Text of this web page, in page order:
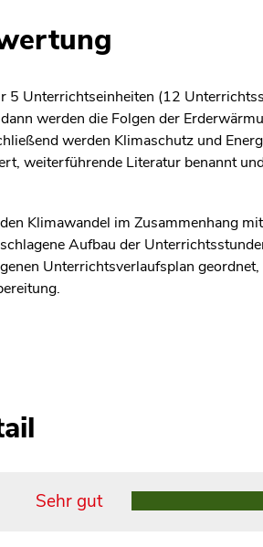
5 Unterrichtseinheiten (12
werden die Folgen der
werden Klimaschutz und
weiterführende Literatur benannt
Klimawandel im Zusammenhang
Aufbau der
Unterrichtsverlaufsplan
Sehr gut